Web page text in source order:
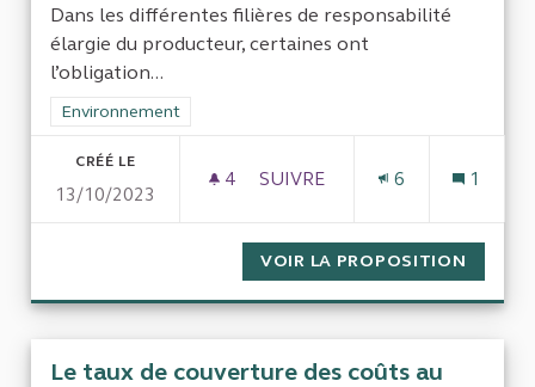
Dans les différentes filières de responsabilité
élargie du producteur, certaines ont
l’obligation...
Filtrer les résultats de la catégorie : Environnement
Environnement
CRÉÉ LE
13/10/2023
4 4 ABONNÉS
SUIVRE
6 1
VOIR LA PROPOSITION
Le taux de couverture des coûts au